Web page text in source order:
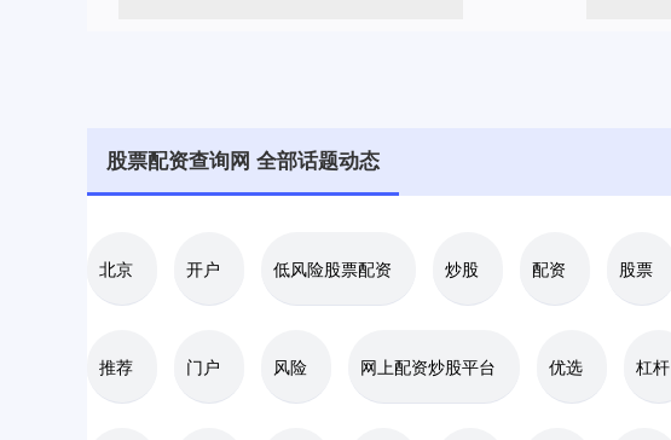
股票配资查询网 全部话题动态
北京 开户 低风险股票配资 炒股 配资 股票
推荐 门户 风险 网上配资炒股平台 优选 杠杆